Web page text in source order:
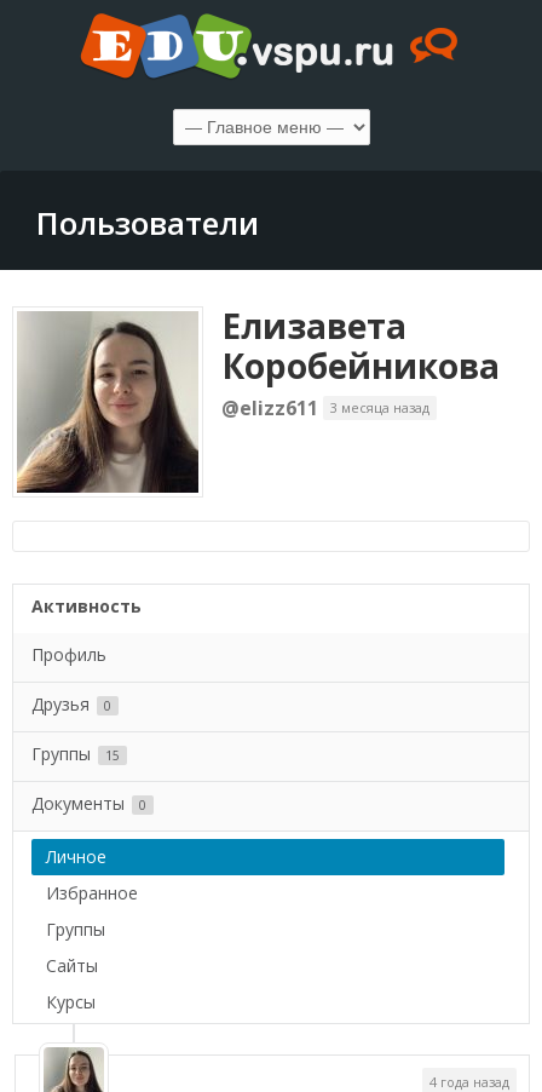
Пользователи
Елизавета
Коробейникова
@elizz611 3 месяца назад
Активность
Профиль
Друзья 0
Группы 15
Документы 0
Личное
Избранное
Группы
Сайты
Курсы
4 года назад